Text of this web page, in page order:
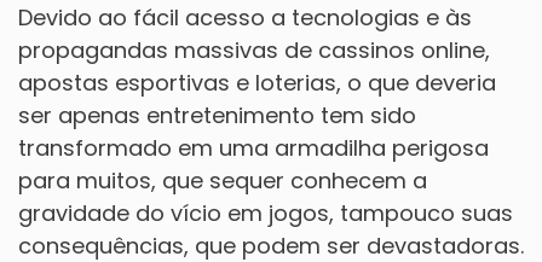
Devido ao fácil acesso a tecnologias e às
propagandas massivas de cassinos online,
apostas esportivas e loterias, o que deveria
ser apenas entretenimento tem sido
transformado em uma armadilha perigosa
para muitos, que sequer conhecem a
gravidade do vício em jogos, tampouco suas
consequências, que podem ser devastadoras.